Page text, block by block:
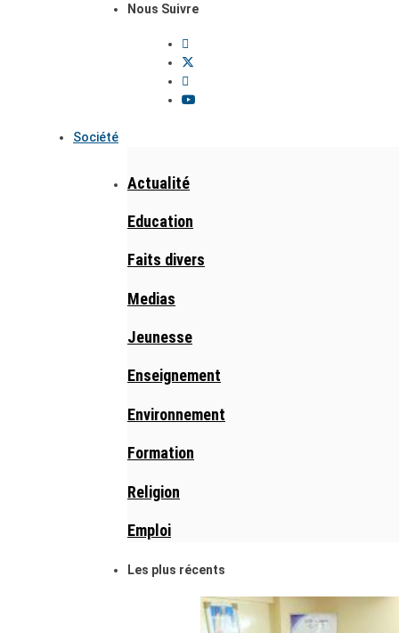
Nous Suivre
Société
Actualité
Education
Faits divers
Medias
Jeunesse
Enseignement
Environnement
Formation
Religion
Emploi
Les plus récents